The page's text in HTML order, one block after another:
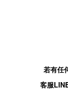
若有任
客服